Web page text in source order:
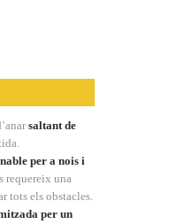
saltant de
per a nois i
requereix una
tots els obstacles.
per un